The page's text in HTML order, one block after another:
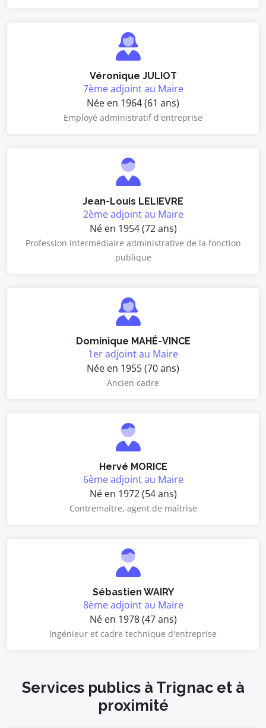
Véronique JULIOT
7ème adjoint au Maire
Née en 1964 (61 ans)
Employé administratif d'entreprise
Jean-Louis LELIEVRE
2ème adjoint au Maire
Né en 1954 (72 ans)
Profession intermédiaire administrative de la fonction
publique
Dominique MAHÉ-VINCE
1er adjoint au Maire
Née en 1955 (70 ans)
Ancien cadre
Hervé MORICE
6ème adjoint au Maire
Né en 1972 (54 ans)
Contremaître, agent de maîtrise
Sébastien WAIRY
8ème adjoint au Maire
Né en 1978 (47 ans)
Ingénieur et cadre technique d'entreprise
Services publics à Trignac et à
proximité